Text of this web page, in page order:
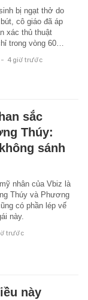
bị ngạt thở do
cô giáo đã áp
xác thủ thuật
trong vòng 60…
- 4 giờ trước
sắc
Thúy:
sánh
nhân của Vbiz là
Thúy và Phương
có phần lép vế
này.
trước
này